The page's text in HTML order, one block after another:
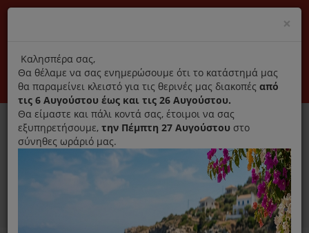
Αποκλειστικά γνήσια ανταλλακτικά
Σύνδεση Εγγραφή Εταιρεία Επικοινωνία
0
×
title
Καλησπέρα σας,
Θα θέλαμε να σας ενημερώσουμε ότι το κατάστημά μας
θα παραμείνει κλειστό για τις θερινές μας διακοπές από
τις 6 Αυγούστου έως και τις 26 Αυγούστου.
Θα είμαστε και πάλι κοντά σας, έτοιμοι να σας
εξυπηρετήσουμε, την Πέμπτη 27 Αυγούστου στο
σύνηθες ωράριό μας.